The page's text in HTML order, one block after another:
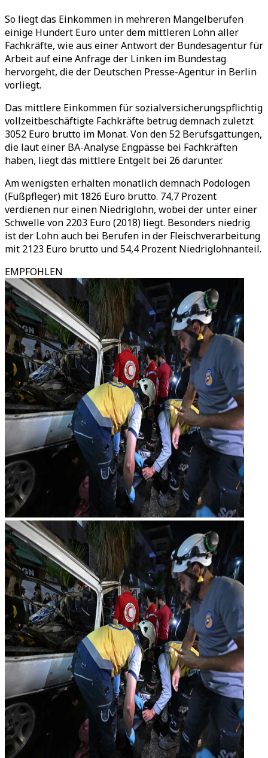
So liegt das Einkommen in mehreren Mangelberufen
einige Hundert Euro unter dem mittleren Lohn aller
Fachkräfte, wie aus einer Antwort der Bundesagentur für
Arbeit auf eine Anfrage der Linken im Bundestag
hervorgeht, die der Deutschen Presse-Agentur in Berlin
vorliegt.
Das mittlere Einkommen für sozialversicherungspflichtig
vollzeitbeschäftigte Fachkräfte betrug demnach zuletzt
3052 Euro brutto im Monat. Von den 52 Berufsgattungen,
die laut einer BA-Analyse Engpässe bei Fachkräften
haben, liegt das mittlere Entgelt bei 26 darunter.
Am wenigsten erhalten monatlich demnach Podologen
(Fußpfleger) mit 1826 Euro brutto. 74,7 Prozent
verdienen nur einen Niedriglohn, wobei der unter einer
Schwelle von 2203 Euro (2018) liegt. Besonders niedrig
ist der Lohn auch bei Berufen in der Fleischverarbeitung
mit 2123 Euro brutto und 54,4 Prozent Niedriglohnanteil.
EMPFOHLEN